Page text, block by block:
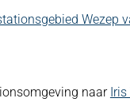
Wezep
naar Iris